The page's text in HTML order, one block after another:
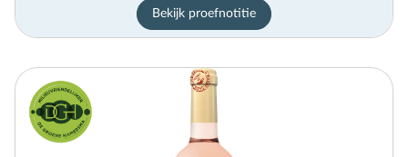
Bekijk proefnotitie